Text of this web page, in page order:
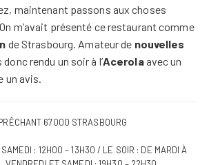
maintenant passons aux choses
m’avait présenté ce restaurant comme
de Strasbourg. Amateur de nouvelles
rendu un soir à l’Acerolaavec un
un avis.
67000 STRASBOURG
: 12H00 – 13H30 / LE SOIR : DE MARDI À